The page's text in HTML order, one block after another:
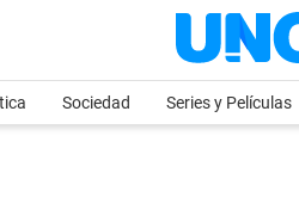
Sociedad Series y Películas